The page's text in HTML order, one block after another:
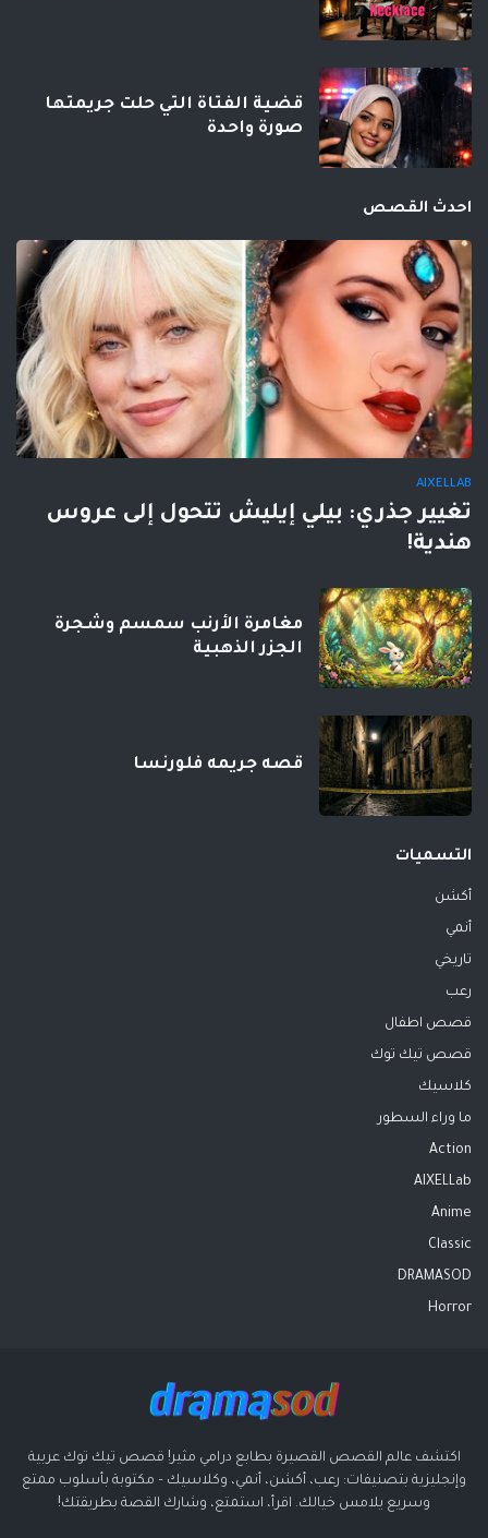
قضية الفتاة التي حلت جريمتها
صورة واحدة
احدث القصص
AIXELLAB
تغيير جذري: بيلي إيليش تتحول إلى عروس
هندية!
مغامرة الأرنب سمسم وشجرة
الجزر الذهبية
قصه جريمه فلورنسا
التسميات
أكشن
أنمي
تاريخي
رعب
قصص اطفال
قصص تيك توك
كلاسيك
ما وراء السطور
Action
AIXELLab
Anime
Classic
DRAMASOD
Horror
اكتشف عالم القصص القصيرة بطابع درامي مثير! قصص تيك توك عربية
وإنجليزية بتصنيفات: رعب، أكشن، أنمي، وكلاسيك – مكتوبة بأسلوب ممتع
وسريع يلامس خيالك. اقرأ، استمتع، وشارك القصة بطريقتك!